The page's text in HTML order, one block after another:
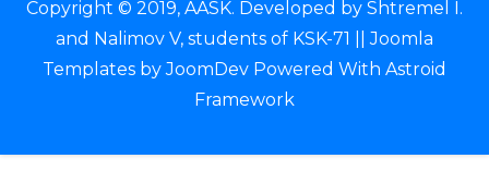
Copyright © 2019, AASK. Developed by Shtremel I.
and Nalimov V, students of KSK-71 ||Joomla
Templates byJoomDev Powered With Astroid
Framework